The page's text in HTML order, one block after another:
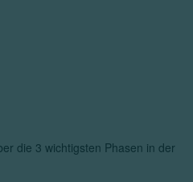
die 3 wichtigsten Phasen in der